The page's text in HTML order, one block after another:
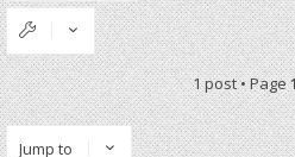
1 post • Page
Jump to